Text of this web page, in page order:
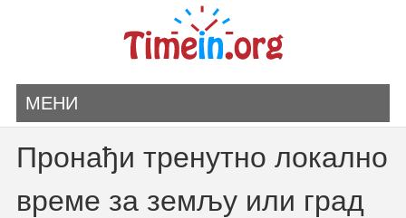
МЕНИ
Пронађи тренутно локално
време за земљу или град